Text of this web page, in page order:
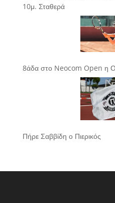
10μ. Σταθερά
8άδα στο Neocom Open η
Πήρε Σαββίδη ο Πιερικός